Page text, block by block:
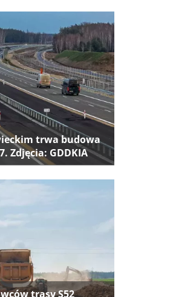
trwa budowa
Zdjęcia: GDDKIA
trasy S52